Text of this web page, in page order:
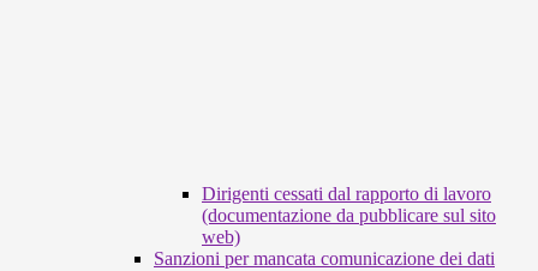
Dirigenti cessati dal rapporto di lavoro
(documentazione da pubblicare sul sito
web)
Sanzioni per mancata comunicazione dei dati